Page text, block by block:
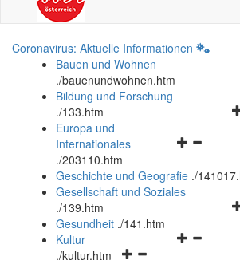
Coronavirus: Aktuelle Informationen
Bauen und Wohnen
./bauenundwohnen.htm
Bildung und Forschung
./133.htm
und
schließen
Europa und
Internationales
./203110.htm
Geschichte und Geografie ./
Gesellschaft und Soziales
./139.htm
Gesundheit ./141.htm
Navigationsmenü
Kultur
./kultur.htm